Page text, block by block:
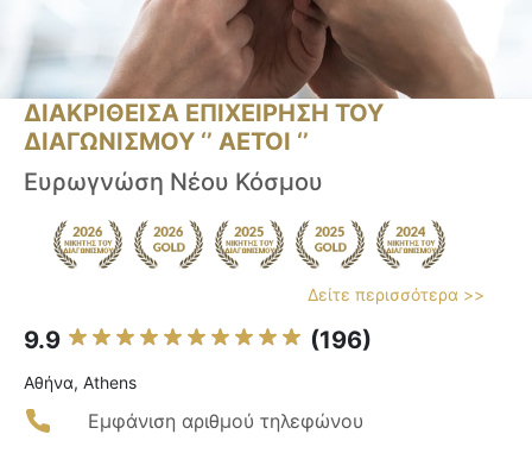
ΔΙΑΚΡΙΘΕΙΣΑ ΕΠΙΧΕΙΡΗΣΗ ΤΟΥ
ΔΙΑΓΩΝΙΣΜΟΥ ‘’ ΑΕΤΟΙ ‘’
Ευρωγνώση Νέου Κόσμου
Δείτε περισσότερα >>
9.9 (196)
Αθήνα, Athens
Εμφάνιση αριθμού τηλεφώνου